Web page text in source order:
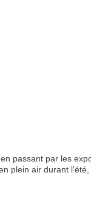
passant par les
plein air durant